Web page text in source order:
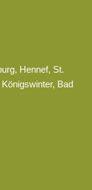
Hennef, St.
Bad